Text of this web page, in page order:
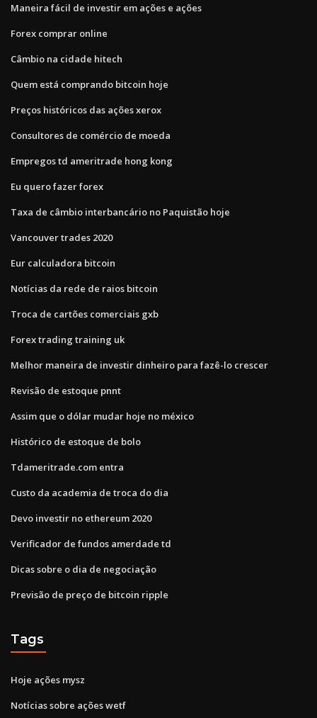
Maneira fácil de investir em ações e ações
Forex comprar online
Câmbio na cidade hitech
Quem está comprando bitcoin hoje
Preços históricos das ações xerox
Consultores de comércio de moeda
Empregos td ameritrade hong kong
Eu quero fazer forex
Taxa de câmbio interbancário no Paquistão hoje
Vancouver trades 2020
Eur calculadora bitcoin
Notícias da rede de raios bitcoin
Troca de cartões comerciais gxb
Forex trading training uk
Melhor maneira de investir dinheiro para fazê-lo crescer
Revisão de estoque pnnt
Assim que o dólar mudar hoje no méxico
Histórico de estoque de bolo
Tdameritrade.com entra
Custo da academia de troca do dia
Devo investir no ethereum 2020
Verificador de fundos amerdade td
Dicas sobre o dia de negociação
Previsão de preço de bitcoin ripple
Tags
Hoje ações mysz
Notícias sobre ações wetf